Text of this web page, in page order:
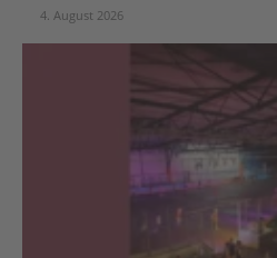
4. August 2026